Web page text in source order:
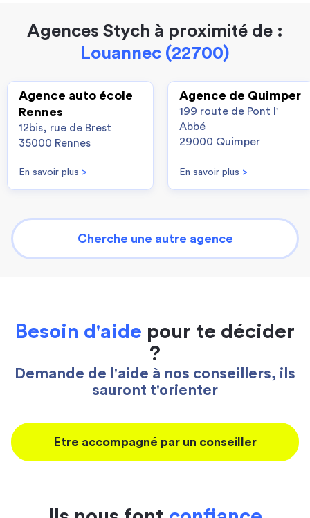
Agences Stych à proximité de :
Louannec (22700)
Agence auto école
Rennes
12bis, rue de Brest
35000 Rennes
En savoir plus >
Agence de Quimper
199 route de Pont l'
Abbé
29000 Quimper
En savoir plus >
Cherche une autre agence
Besoin d'aide pour te décider
?
Demande de l'aide à nos conseillers, ils
sauront t'orienter
Etre accompagné par un conseiller